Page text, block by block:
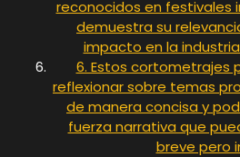
reconocidos en festivales
demuestra su
impacto en la
6. Estos cortometrajes
reflexionar sobre temas
de manera concisa y
fuerza narrativa que
breve pero